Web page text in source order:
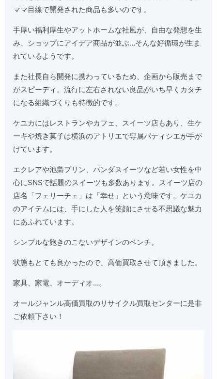
ママ目線で開発された商品も多いのです。
手厚い福利厚生やアットホームな社風が、自由な発想を生
み、ショップにアイデア商品が並ぶ…そんな好循環が生ま
れているようです。
また社長自ら開発に携わっているため、企画から販売まで
がスピーディ。流行に左右されない良品がいち早くカタチ
になる組織づくりも特徴的です。
ケユカにはレストランやカフェ、スイーツ店もあり、生ケ
ーキや焼き菓子は横浜のアトリエで専属パティシエが手が
けています。
エクレアや池梟プリン、パンダスイーツなど若い女性を中
心にSNSで話題のスイーツも多数あります。スイーツ店の
店名「フェリーチェ」は「幸せ」という意味です。ケユカ
のアイテムには、手にした人を笑顔にさせる不思議な魅力
にあふれています。
シンプルな飽きのこないデザインのベンチ。
状態もとても良かったので、高価買取させて頂きました。
家具、家電、オーディオ…。
オールジャンル高価買取のリサイクル買取センターに是非
ご依頼下さい！